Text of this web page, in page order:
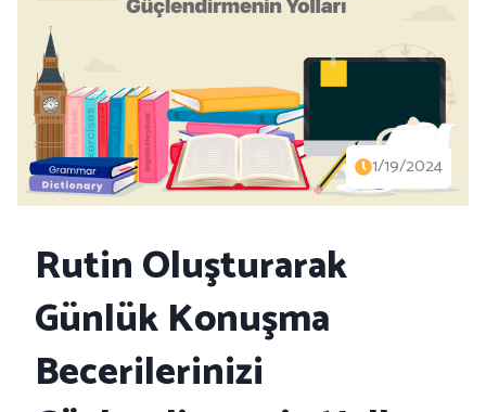
1/19/2024
Rutin Oluşturarak
Günlük Konuşma
Becerilerinizi